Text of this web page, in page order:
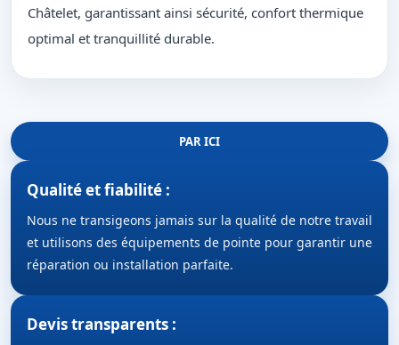
Châtelet, garantissant ainsi sécurité, confort thermique
optimal et tranquillité durable.
PAR ICI
Qualité et fiabilité :
Nous ne transigeons jamais sur la qualité de notre travail
et utilisons des équipements de pointe pour garantir une
réparation ou installation parfaite.
Devis transparents :